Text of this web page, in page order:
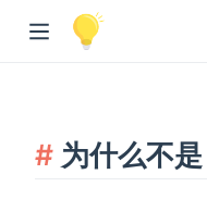
为什么不